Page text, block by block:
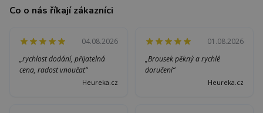
Co o nás říkají zákazníci
04.08.2026
„rychlost dodání, přijatelná
cena, radost vnoučat“
Heureka.cz
01.08.2026
„Brousek pěkný a rychlé
doručení“
Heureka.cz